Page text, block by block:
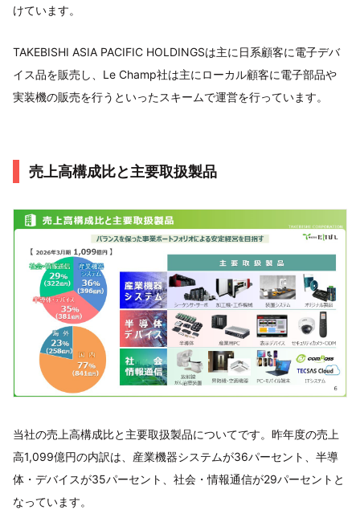
けています。
TAKEBISHI ASIA PACIFIC HOLDINGSは主に日系顧客に電子デバ
イス品を販売し、Le Champ社は主にローカル顧客に電子部品や
実装機の販売を行うといったスキームで運営を行っています。
売上高構成比と主要取扱製品
当社の売上高構成比と主要取扱製品についてです。昨年度の売上
高1,099億円の内訳は、産業機器システムが36パーセント、半導
体・デバイスが35パーセント、社会・情報通信が29パーセントと
なっています。